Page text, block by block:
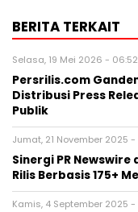
BERITA TERKAIT
Selasa, 19 Mei 2026 - 06:52
Persrilis.com
Distribusi Press
Publik
Jumat, 21 November 2025 -
Sinergi PR
Rilis Berbasis 175+
Kamis, 4 September 2025 -